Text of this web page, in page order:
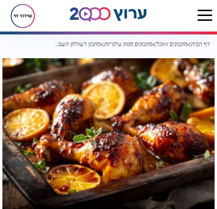
שידור חי
דף הבית מתכונים ואוכל מתכונים מנות עיקריות מתכון לשולחן השבת: עוף בתפוזים ברוטב עמוק ומעודן